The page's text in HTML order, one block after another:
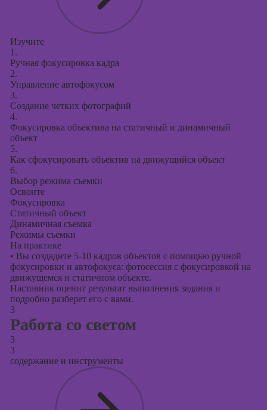
Изучите
1.
Ручная фокусировка кадра
2.
Управление автофокусом
3.
Создание четких фотографий
4.
Фокусировка объектива на статичный и динамичный
объект
5.
Как сфокусировать объектив на движущийся объект
6.
Выбор режима съемки
Освоите
Фокусировка
Статичный объект
Динамичная съемка
Режимы съемки
На практике
• Вы создадите 5-10 кадров объектов с помощью ручной
фокусировки и автофокуса: фотосессия с фокусировкой на
движущемся и статичном объекте.
Наставник оценит результат выполнения задания и
подробно разберет его с вами.
3
Работа со светом
3
3
содержание и инструменты